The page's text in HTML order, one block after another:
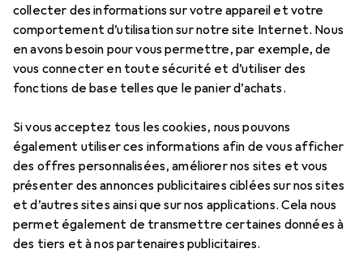
collecter des informations sur votre appareil et votre
comportement d’utilisation sur notre site Internet. Nous
en avons besoin pour vous permettre, par exemple, de
vous connecter en toute sécurité et d’utiliser des
fonctions de base telles que le panier d’achats.
Si vous acceptez tous les cookies, nous pouvons
également utiliser ces informations afin de vous afficher
des offres personnalisées, améliorer nos sites et vous
présenter des annonces publicitaires ciblées sur nos sites
et d’autres sites ainsi que sur nos applications. Cela nous
permet également de transmettre certaines données à
des tiers et à nos partenaires publicitaires.
15 images
Crucial BX500
1000 Go, 2.5"
EUR
170,07
594
Évaluations
Plus de produits Crucial
Rapports de test
Très bien dans 1 test